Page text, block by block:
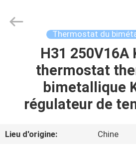
APERÇU
PRODUITS
SHOW
Hao
Electric
Thermostat du
H31 250V16A
thermostat
bimetallique
régulateur de
Lieu d'origine:
Chine